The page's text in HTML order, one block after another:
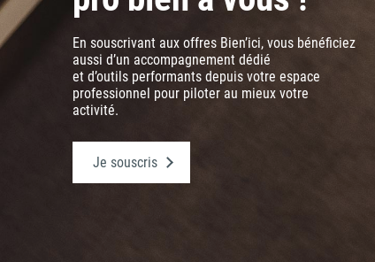
En souscrivant aux offres Bien’ici, vous bénéficiez
aussi d’un accompagnement dédié
et d’outils performants depuis votre espace
professionnel pour piloter au mieux votre
activité.
Je souscris